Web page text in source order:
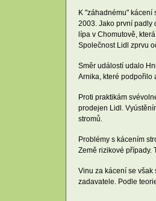
K "záhadnému"
2003. Jako první padly
lípa v Chomutově,
Společnost Lidl zprvu
Směr událostí udalo
Arnika, které podpořilo
Proti praktikám
prodejen Lidl.
stromů.
Problémy s kácením
Země rizikové případy.
Vinu za kácení se
zadavatele. Podle